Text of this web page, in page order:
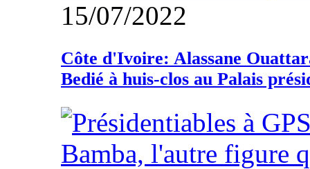
15/07/2022
Côte d'Ivoire: Alassane
Bedié à huis-clos au Palais